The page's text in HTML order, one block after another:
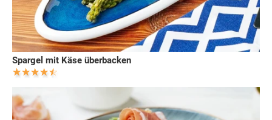
Spargel mit Käse überbacken